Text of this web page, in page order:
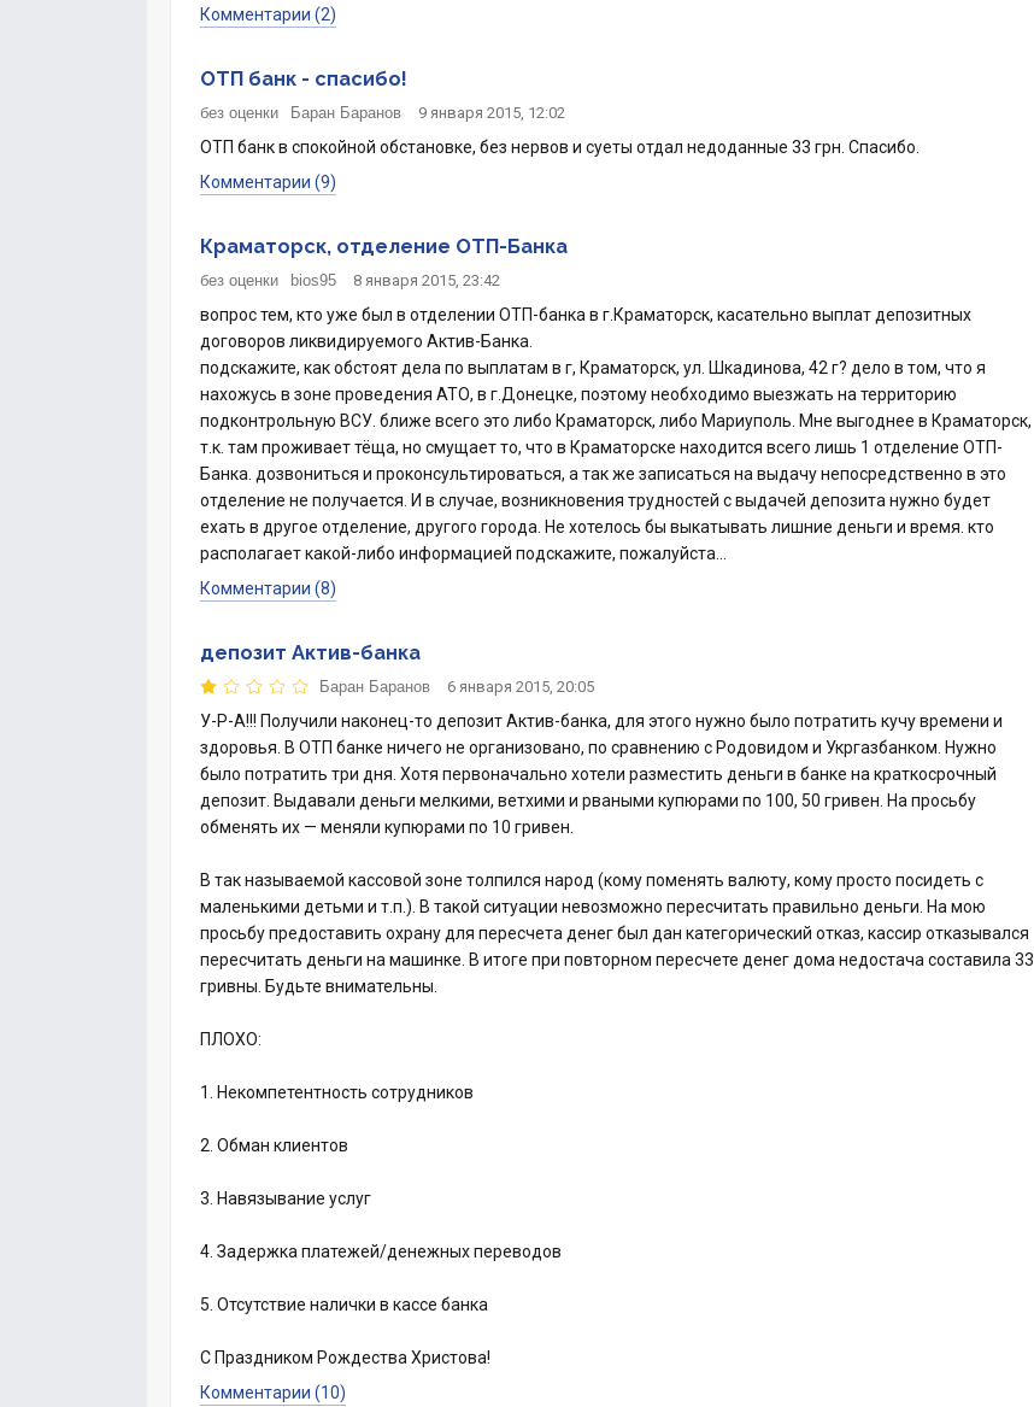
Комментарии (2)
ОТП банк - спасибо!
без оценки Баран Баранов 9 января 2015, 12:02
ОТП банк в спокойной обстановке, без нервов и суеты отдал недоданные 33 грн. Спасибо.
Комментарии (9)
Краматорск, отделение ОТП-Банка
без оценки bios95 8 января 2015, 23:42
вопрос тем, кто уже был в отделении ОТП-банка в г.Краматорск, касательно выплат депозитных
договоров ликвидируемого Актив-Банка.
подскажите, как обстоят дела по выплатам в г, Краматорск, ул. Шкадинова, 42 г? дело в том, что я
нахожусь в зоне проведения АТО, в г.Донецке, поэтому необходимо выезжать на территорию
подконтрольную ВСУ. ближе всего это либо Краматорск, либо Мариуполь. Мне выгоднее в Краматорск,
т.к. там проживает тёща, но смущает то, что в Краматорске находится всего лишь 1 отделение ОТП-
Банка. дозвониться и проконсультироваться, а так же записаться на выдачу непосредственно в это
отделение не получается. И в случае, возникновения трудностей с выдачей депозита нужно будет
ехать в другое отделение, другого города. Не хотелось бы выкатывать лишние деньги и время. кто
располагает какой-либо информацией подскажите, пожалуйста…
Комментарии (8)
депозит Актив-банка
Баран Баранов 6 января 2015, 20:05
У-Р-А!!! Получили наконец-то депозит Актив-банка, для этого нужно было потратить кучу времени и
здоровья. В ОТП банке ничего не организовано, по сравнению с Родовидом и Укргазбанком. Нужно
было потратить три дня. Хотя первоначально хотели разместить деньги в банке на краткосрочный
депозит. Выдавали деньги мелкими, ветхими и рваными купюрами по 100, 50 гривен. На просьбу
обменять их — меняли купюрами по 10 гривен.
В так называемой кассовой зоне толпился народ (кому поменять валюту, кому просто посидеть с
маленькими детьми и т.п.). В такой ситуации невозможно пересчитать правильно деньги. На мою
просьбу предоставить охрану для пересчета денег был дан категорический отказ, кассир отказывался
пересчитать деньги на машинке. В итоге при повторном пересчете денег дома недостача составила 33
гривны. Будьте внимательны.
ПЛОХО:
1. Некомпетентность сотрудников
2. Обман клиентов
3. Навязывание услуг
4. Задержка платежей/денежных переводов
5. Отсутствие налички в кассе банка
С Праздником Рождества Христова!
Комментарии (10)